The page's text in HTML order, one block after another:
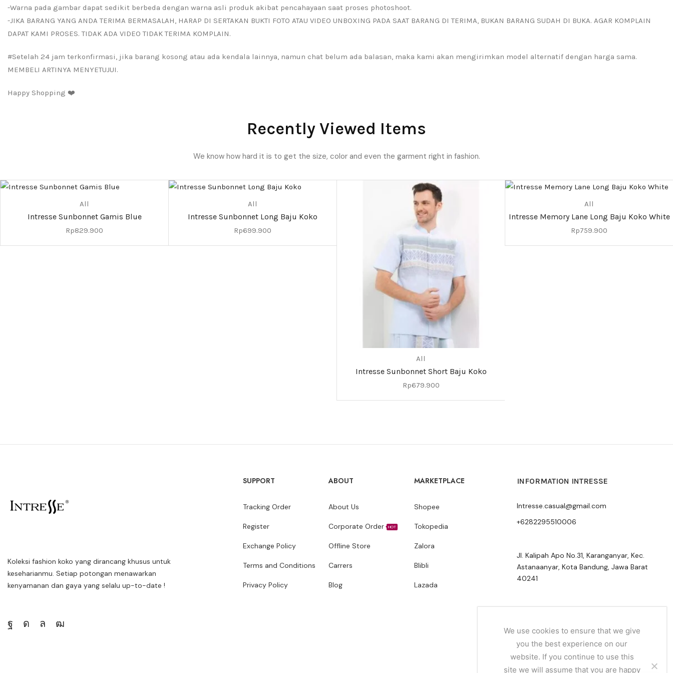
-Warna pada gambar dapat sedikit berbeda dengan warna asli produk akibat pencahayaan saat proses photoshoot.
-JIKA BARANG YANG ANDA TERIMA BERMASALAH, HARAP DI SERTAKAN BUKTI FOTO ATAU VIDEO UNBOXING PADA SAAT BARANG DI TERIMA, BUKAN BARANG SUDAH DI BUKA. AGAR KOMPLAIN
DAPAT KAMI PROSES. TIDAK ADA VIDEO TIDAK TERIMA KOMPLAIN.
#Setelah 24 jam terkonfirmasi, jika barang kosong atau ada kendala lainnya, namun chat belum ada balasan, maka kami akan mengirimkan model alternatif dengan harga sama.
MEMBELI ARTINYA MENYETUJUI.
Happy Shopping ❤️
Recently Viewed Items
We know how hard it is to get the size, color and even the garment right in fashion.
All
Intresse Sunbonnet Gamis Blue
Rp829.900
All
Intresse Sunbonnet Long Baju Koko
Rp699.900
All
Intresse Sunbonnet Short Baju Koko
Rp679.900
All
Intresse Memory Lane Long Baju Koko White
Rp759.900
Koleksi fashion koko yang dirancang khusus untuk
keseharianmu. Setiap potongan menawarkan
kenyamanan dan gaya yang selalu up-to-date !
SUPPORT
Tracking Order
Register
Exchange Policy
Terms and Conditions
Privacy Policy
ABOUT
About Us
Corporate Order HOT
Offline Store
Carrers
Blog
MARKETPLACE
Shopee
Tokopedia
Zalora
Blibli
Lazada
INFORMATION INTRESSE
Intresse.casual@gmail.com
+6282295510006
Jl. Kalipah Apo No.31, Karanganyar, Kec.
Astanaanyar, Kota Bandung, Jawa Barat
40241
We use cookies to ensure that we give
you the best experience on our
website. If you continue to use this
site we will assume that you are happy